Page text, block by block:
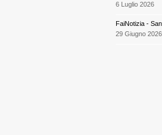
6 Luglio 2026
FaiNotizia -
29 Giugno 2026